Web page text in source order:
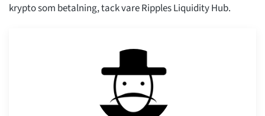
krypto som betalning, tack vare Ripples Liquidity Hub.